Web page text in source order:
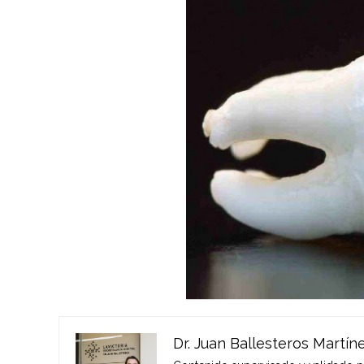
Dr. Juan Ballesteros